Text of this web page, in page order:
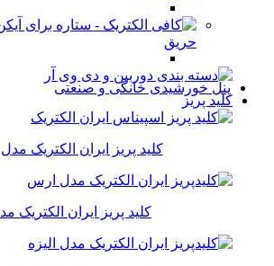
حریق
پنل خورشیدی خانگی و صنعتی
کلید پریز
کلید پریز ایران الکتریک
کلید پریز ایران الکتریک